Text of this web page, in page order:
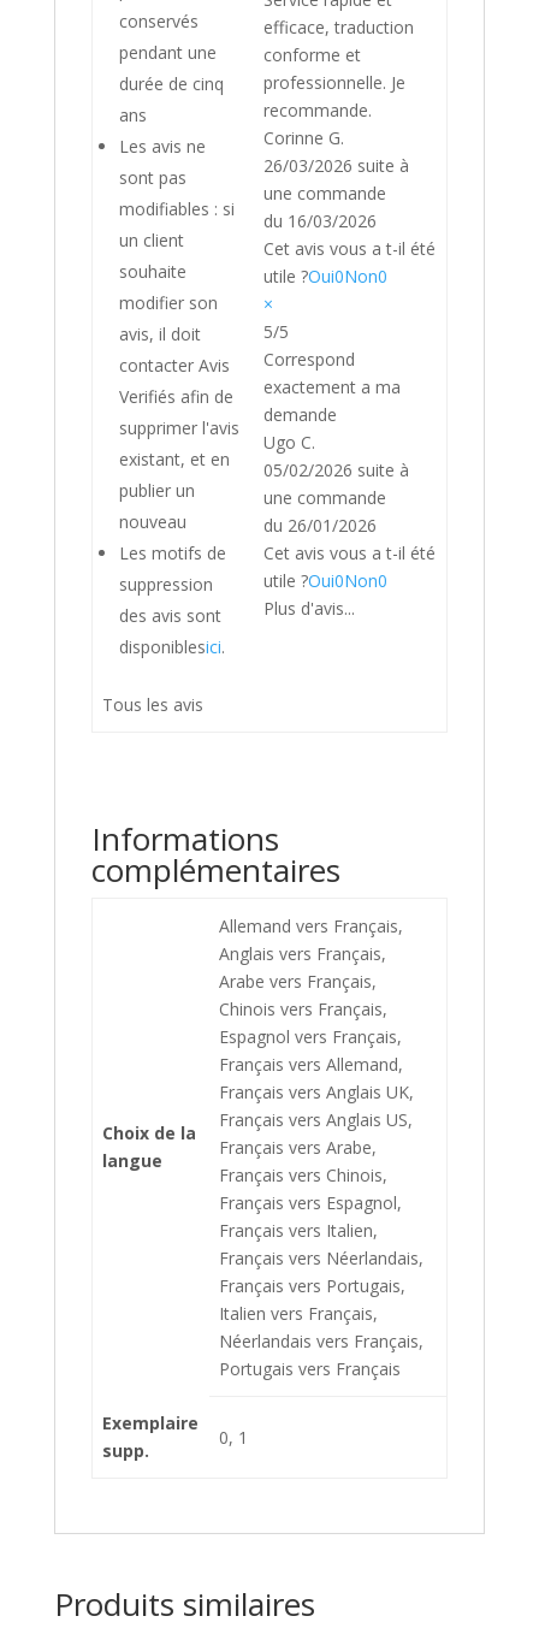
conservés
pendant une
durée de cinq
ans
Les avis ne
sont pas
modifiables : si
un client
souhaite
modifier son
avis, il doit
contacter Avis
Verifiés afin de
supprimer l'avis
existant, et en
publier un
nouveau
Les motifs de
suppression
des avis sont
disponiblesici.
Tous les avis
efficace, traduction
conforme et
professionnelle. Je
recommande.
Corinne G.
26/03/2026 suite à
une commande
du 16/03/2026
Cet avis vous a t-il été
utile ?Oui0Non0
×
5/5
Correspond
exactement a ma
demande
Ugo C.
05/02/2026 suite à
une commande
du 26/01/2026
Cet avis vous a t-il été
utile ?Oui0Non0
Plus d'avis...
Informations
complémentaires
Choix de la
langue
Allemand vers Français,
Anglais vers Français,
Arabe vers Français,
Chinois vers Français,
Espagnol vers Français,
Français vers Allemand,
Français vers Anglais UK,
Français vers Anglais US,
Français vers Arabe,
Français vers Chinois,
Français vers Espagnol,
Français vers Italien,
Français vers Néerlandais,
Français vers Portugais,
Italien vers Français,
Néerlandais vers Français,
Portugais vers Français
Exemplaire
supp.
0, 1
Produits similaires